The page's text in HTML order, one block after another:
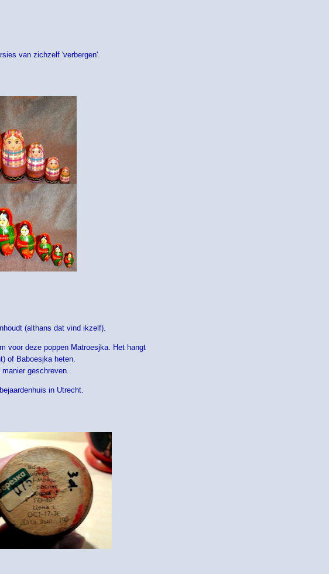
van zichzelf 'verbergen'.
(althans dat vind ikzelf).
voor deze poppen Matroesjka. Het hangt
of Baboesjka heten.
geschreven.
in Utrecht.